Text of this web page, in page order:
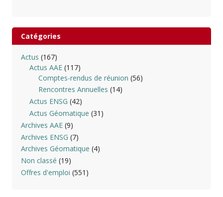
Catégories
Actus (167)
Actus AAE (117)
Comptes-rendus de réunion (56)
Rencontres Annuelles (14)
Actus ENSG (42)
Actus Géomatique (31)
Archives AAE(9)
Archives ENSG (7)
Archives Géomatique (4)
Non classé (19)
Offres d'emploi (551)